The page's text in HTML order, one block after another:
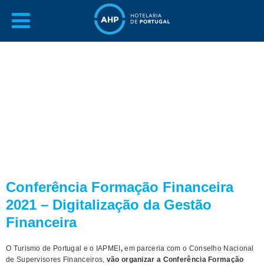
Conferência Formação Financeira
2021 – Digitalização da Gestão
Financeira
O Turismo de Portugal e o IAPMEI ,em parceria com o Conselho Nacional
de Supervisores Financeiros, vão organizar a Conferência Formação